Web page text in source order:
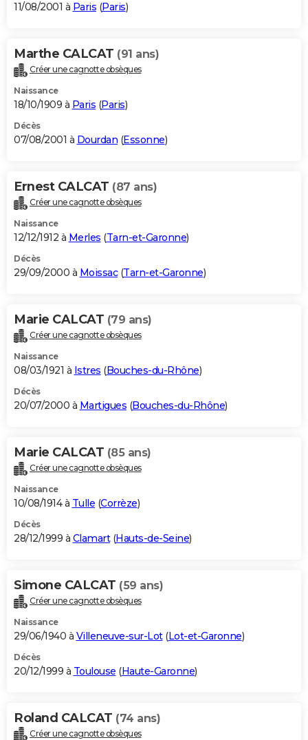
11/08/2001 à Paris (Paris)
Marthe CALCAT (91 ans)
Créer une cagnotte obsèques
Naissance
18/10/1909 à Paris (Paris)
Décès
07/08/2001 à Dourdan (Essonne)
Ernest CALCAT (87 ans)
Créer une cagnotte obsèques
Naissance
12/12/1912 à Merles (Tarn-et-Garonne)
Décès
29/09/2000 à Moissac(Tarn-et-Garonne)
Marie CALCAT (79 ans)
Créer une cagnotte obsèques
Naissance
08/03/1921 à Istres (Bouches-du-Rhône)
Décès
20/07/2000 à Martigues (Bouches-du-Rhône)
Marie CALCAT (85 ans)
Créer une cagnotte obsèques
Naissance
10/08/1914 à Tulle (Corrèze)
Décès
28/12/1999 à Clamart(Hauts-de-Seine)
Simone CALCAT (59 ans)
Créer une cagnotte obsèques
Naissance
29/06/1940 à Villeneuve-sur-Lot(Lot-et-Garonne)
Décès
20/12/1999 à Toulouse (Haute-Garonne)
Roland CALCAT (74 ans)
Créer une cagnotte obsèques